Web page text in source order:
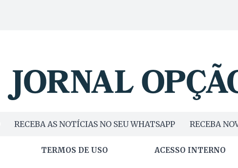
RECEBA AS NOTÍCIAS NO SEU WHATSAPP RECEBA
TERMOS DE USO ACESSO INTERNO